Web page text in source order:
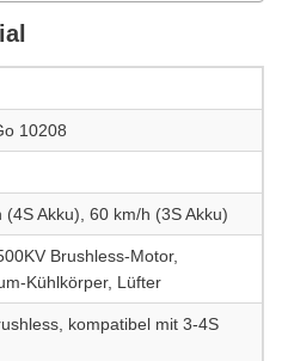
10208
(4S Akku), 60 km/h (3S Akku)
Brushless-Motor,
Kühlkörper, Lüfter
kompatibel mit 3-4S